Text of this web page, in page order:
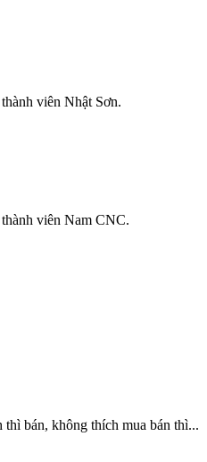
viên Nhật Sơn.
viên Nam CNC.
bán, không thích mua bán thì...